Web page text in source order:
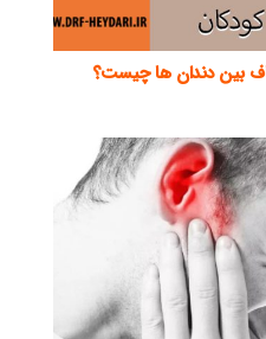
بین دندان ها چیست؟